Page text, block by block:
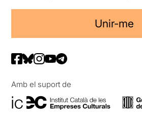
Unir-me
Amb el suport de